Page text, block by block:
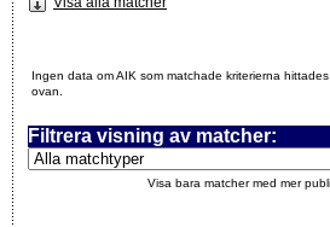
Ingen data om AIK som matchade kriterierna
ovan.
Filtrera visning av matcher:
Visa bara matcher med mer